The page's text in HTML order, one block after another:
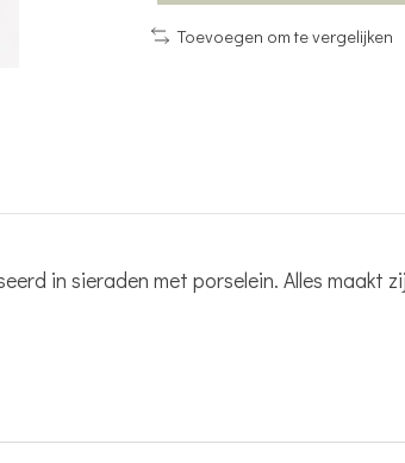
Toevoegen om te vergelijken
in sieraden met porselein. Alles maakt